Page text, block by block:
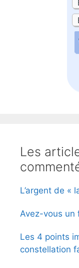
Les
L’argent de «
Avez-vous un
Les 4 points
constellation